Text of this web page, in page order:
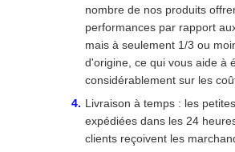
nombre de nos produits
performances par rapport
mais à seulement 1/3 ou
d'origine, ce qui vous aide à
considérablement sur les
Livraison à temps : les
expédiées dans les 24
clients reçoivent les